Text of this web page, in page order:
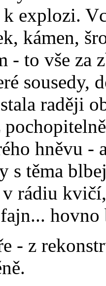
explozi.
kámen,
- to vše za
sousedy,
raději
hněvu
s těma
rádiu
- z